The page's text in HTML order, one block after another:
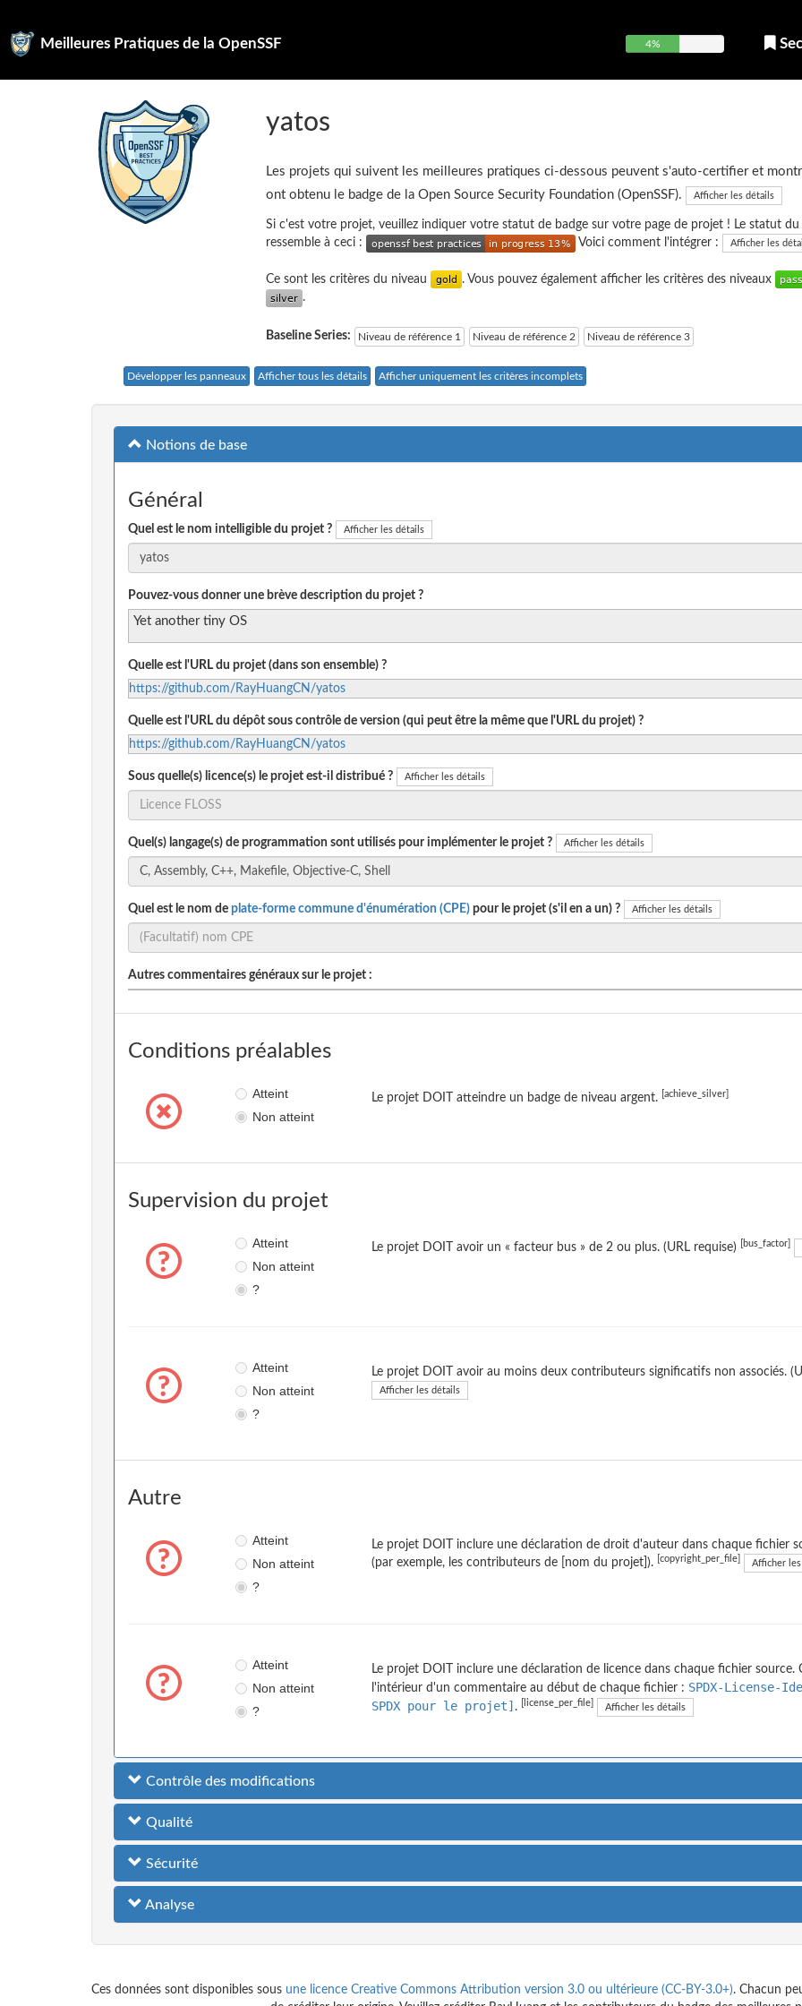
Meilleures Pratiques de la OpenSSF 4%
yatos
Les projets qui suivent les meilleures pratiques ci-dessous peuvent s'auto-certifier et
ont obtenu le badge de la Open Source Security Foundation (OpenSSF).
Afficher les détails
Si c'est votre projet, veuillez indiquer votre statut de badge sur votre page de projet ! Le statut du
ressemble à ceci :
Voici comment l'intégrer : Afficher les
Ce sont les critères du niveau . Vous pouvez également afficher les critères des niveaux
.
Baseline Series: Niveau de référence 1 Niveau de référence 2 Niveau de référence 3
Développer les panneaux Afficher tous les détails Afficher uniquement les critères incomplets
Notions de base
Général
Quel est le nom intelligible du projet ? Afficher les détails
Pouvez-vous donner une brève description du projet ?
Yet another tiny OS
Quelle est l'URL du projet (dans son ensemble) ?
https://github.com/RayHuangCN/yatos
Quelle est l'URL du dépôt sous contrôle de version (qui peut être la même que l'URL du projet) ?
https://github.com/RayHuangCN/yatos
Sous quelle(s) licence(s) le projet est-il distribué ? Afficher les détails
Quel(s) langage(s) de programmation sont utilisés pour implémenter le projet ? Afficher les détails
Quel est le nom de plate-forme commune d'énumération (CPE) pour le projet (s'il en a un) ? Afficher les détails
Autres commentaires généraux sur le projet :
Conditions préalables
Atteint
Non atteint
Le projet DOIT atteindre un badge de niveau argent. [achieve_silver]
Supervision du projet
Atteint
Non atteint
?
Le projet DOIT avoir un « facteur bus » de 2 ou plus. (URL requise) [bus_factor]
Atteint
Non atteint
?
Le projet DOIT avoir au moins deux contributeurs significatifs non associés.
Afficher les détails
Autre
Atteint
Non atteint
?
Le projet DOIT inclure une déclaration de droit d'auteur dans chaque fichier
(par exemple, les contributeurs de [nom du projet]).
[copyright_per_file] Afficher
Atteint
Non atteint
?
Le projet DOIT inclure une déclaration de licence dans chaque fichier source.
l'intérieur d'un commentaire au début de chaque fichier : SPDX-
SPDX pour le projet] . [license_per_file] Afficher les détails
Contrôle des modifications
Qualité
Sécurité
Analyse
Ces données sont disponibles sous une licence Creative Commons Attribution version 3.0 ou ultérieure (CC-BY-3.0+). Chacun